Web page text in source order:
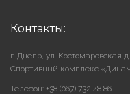
Контакты:
г. Днепр, ул. Костомаровская
Cпортивный комплекс
Телефон: +38 (067) 732 48 86